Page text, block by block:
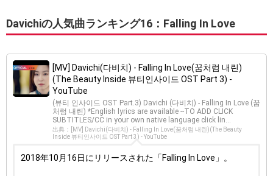
Davichiの人気曲ランキング16：Falling In Love
[MV] Davichi(다비치) - Falling In Love(꿈처럼 내린)
(The Beauty Inside 뷰티인사이드 OST Part 3) -
YouTube
(뷰티 인사이드 OST Part.3) Davichi (다비치) - Falling In Love (꿈
처럼 내린) *English lyrics are available --TO ADD CLICK
SUBTITLES/CC in your own native language click lin...
出典：[MV] Davichi(다비치) - Falling In Love(꿈처럼 내린)(The Beauty
Inside 뷰티인사이드 OST Part 3) - YouTube
2018年10月16日にリリースされた「Falling In Love」。